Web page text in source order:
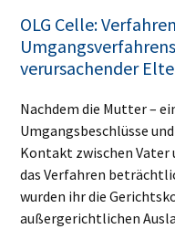
OLG Celle:
verursachender
Nachdem die Mutter –
Umgangsbeschlüsse
Kontakt zwischen Vater
das Verfahren
wurden ihr die
außergerichtlichen